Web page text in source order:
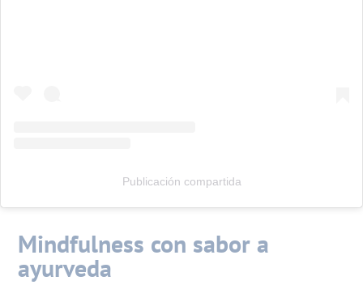
Publicación compartida
Mindfulness con sabor a
ayurveda